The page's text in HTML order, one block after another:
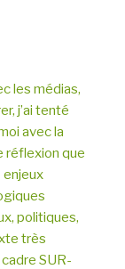
les médias,
j’ai tenté
avec la
réflexion que
enjeux
politiques,
très
SUR-